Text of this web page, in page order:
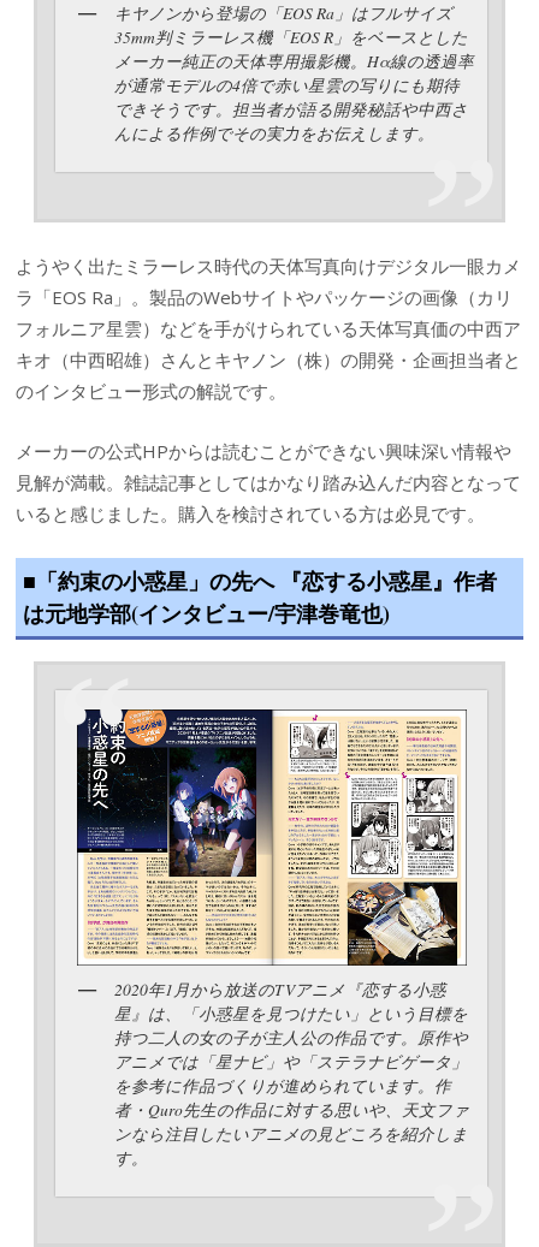
キヤノンから登場の「EOS Ra」はフルサイズ
35mm判ミラーレス機「EOS R」をベースとした
メーカー純正の天体専用撮影機。Hα線の透過率
が通常モデルの4倍で赤い星雲の写りにも期待
できそうです。担当者が語る開発秘話や中西さ
んによる作例でその実力をお伝えします。
ようやく出たミラーレス時代の天体写真向けデジタル一眼カメ
ラ「EOS Ra」。製品のWebサイトやパッケージの画像（カリ
フォルニア星雲）などを手がけられている天体写真価の中西ア
キオ（中西昭雄）さんとキヤノン（株）の開発・企画担当者と
のインタビュー形式の解説です。
メーカーの公式HPからは読むことができない興味深い情報や
見解が満載。雑誌記事としてはかなり踏み込んだ内容となって
いると感じました。購入を検討されている方は必見です。
■「約束の小惑星」の先へ 『恋する小惑星』作者
は元地学部(インタビュー/宇津巻竜也)
2020年1月から放送のTVアニメ『恋する小惑
星』は、「小惑星を見つけたい」という目標を
持つ二人の女の子が主人公の作品です。原作や
アニメでは「星ナビ」や「ステラナビゲータ」
を参考に作品づくりが進められています。作
者・Quro先生の作品に対する思いや、天文ファ
ンなら注目したいアニメの見どころを紹介しま
す。